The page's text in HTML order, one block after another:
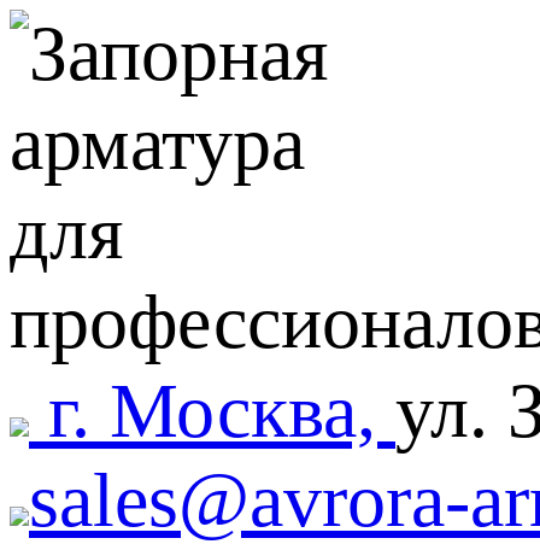
г. Москва, ул.
sales@avrora-